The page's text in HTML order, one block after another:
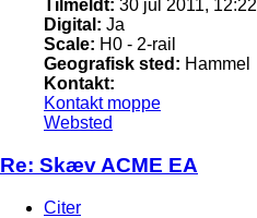
Tilmeldt: 30 jul 2011, 12:22
Digital: Ja
Scale: H0 - 2-rail
Geografisk sted: Hammel
Kontakt:
Kontakt moppe
Websted
Re: Skæv ACME EA
Citer